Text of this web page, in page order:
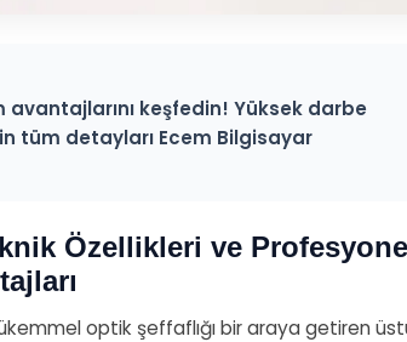
avantajlarını keşfedin! Yüksek darbe
tüm detayları Ecem Bilgisayar
Özellikleri ve
optik şeffaflığı bir araya getiren